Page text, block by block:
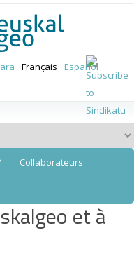
Français Español
Collaborateurs
et à